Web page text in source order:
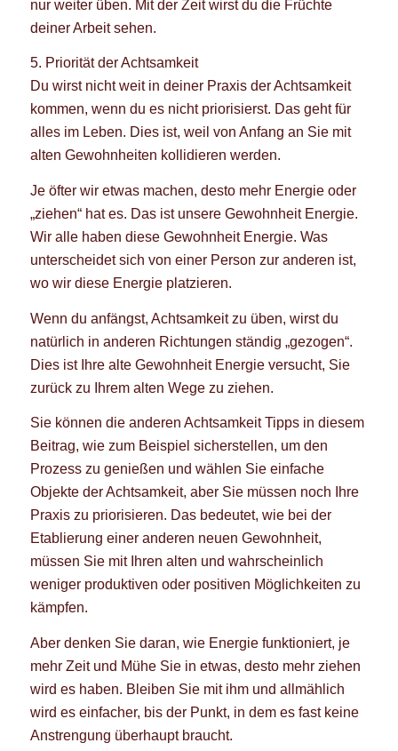
nur weiter üben. Mit der Zeit wirst du die Früchte
deiner Arbeit sehen.
5. Priorität der Achtsamkeit
Du wirst nicht weit in deiner Praxis der Achtsamkeit
kommen, wenn du es nicht priorisierst. Das geht für
alles im Leben. Dies ist, weil von Anfang an Sie mit
alten Gewohnheiten kollidieren werden.
Je öfter wir etwas machen, desto mehr Energie oder
„ziehen“ hat es. Das ist unsere Gewohnheit Energie.
Wir alle haben diese Gewohnheit Energie. Was
unterscheidet sich von einer Person zur anderen ist,
wo wir diese Energie platzieren.
Wenn du anfängst, Achtsamkeit zu üben, wirst du
natürlich in anderen Richtungen ständig „gezogen“.
Dies ist Ihre alte Gewohnheit Energie versucht, Sie
zurück zu Ihrem alten Wege zu ziehen.
Sie können die anderen Achtsamkeit Tipps in diesem
Beitrag, wie zum Beispiel sicherstellen, um den
Prozess zu genießen und wählen Sie einfache
Objekte der Achtsamkeit, aber Sie müssen noch Ihre
Praxis zu priorisieren. Das bedeutet, wie bei der
Etablierung einer anderen neuen Gewohnheit,
müssen Sie mit Ihren alten und wahrscheinlich
weniger produktiven oder positiven Möglichkeiten zu
kämpfen.
Aber denken Sie daran, wie Energie funktioniert, je
mehr Zeit und Mühe Sie in etwas, desto mehr ziehen
wird es haben. Bleiben Sie mit ihm und allmählich
wird es einfacher, bis der Punkt, in dem es fast keine
Anstrengung überhaupt braucht.